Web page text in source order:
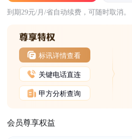
到期29元/月/省自动续费，可随时取消。
标讯详情查看
关键电话直连
甲方分析查询
会员尊享权益